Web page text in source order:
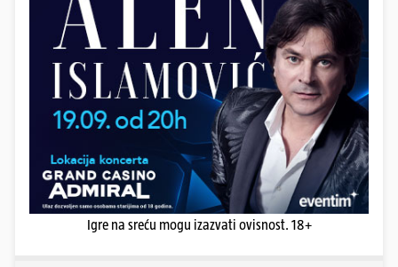
Igre na sreću mogu izazvati ovisnost. 18+